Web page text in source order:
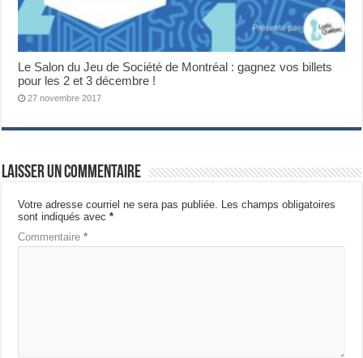
Le Salon du Jeu de Société de Montréal : gagnez vos billets
pour les 2 et 3 décembre !
27 novembre 2017
Laisser un commentaire
Votre adresse courriel ne sera pas publiée.
Les champs obligatoires
sont indiqués avec*
Commentaire*